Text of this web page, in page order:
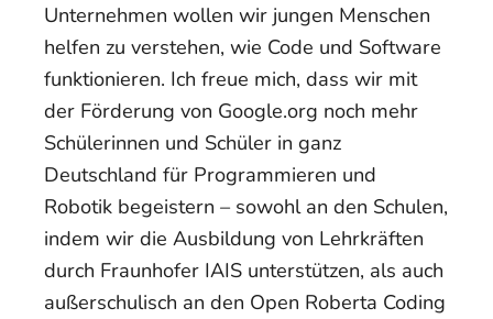
Unternehmen wollen wir jungen Menschen
helfen zu verstehen, wie Code und Software
funktionieren. Ich freue mich, dass wir mit
der Förderung von Google.org noch mehr
Schülerinnen und Schüler in ganz
Deutschland für Programmieren und
Robotik begeistern – sowohl an den Schulen,
indem wir die Ausbildung von Lehrkräften
durch Fraunhofer IAIS unterstützen, als auch
außerschulisch an den Open Roberta Coding